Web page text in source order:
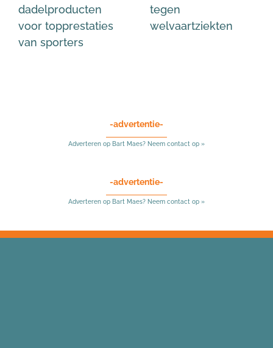
dadelproducten
voor topprestaties
van sporters
tegen
welvaartziekten
-advertentie-
Adverteren op Bart Maes? Neem contact op »
-advertentie-
Adverteren op Bart Maes? Neem contact op »